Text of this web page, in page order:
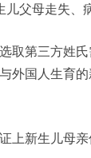
儿父母走失
取第三方姓
外国人生育
新生儿母亲